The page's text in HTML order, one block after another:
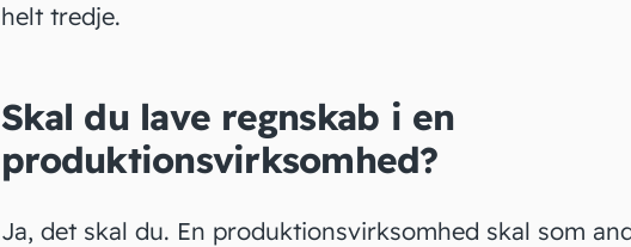
helt tredje.
Skal du lave regnskab i en
produktionsvirksomhed?
Ja, det skal du. En produktionsvirksomhed skal som